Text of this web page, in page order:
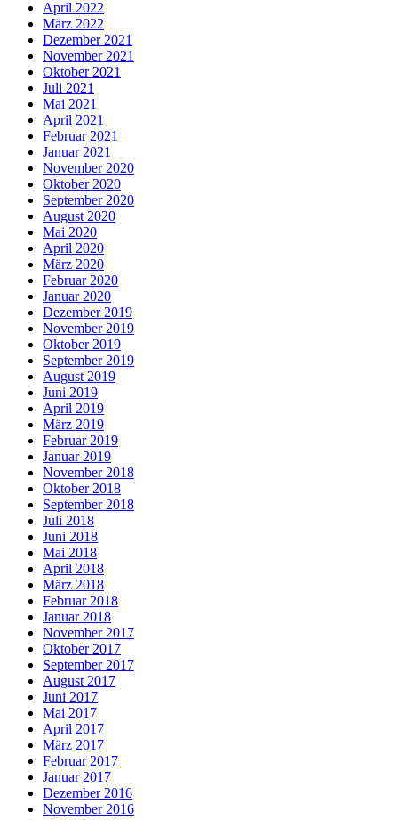
April 2022
März 2022
Dezember 2021
November 2021
Oktober 2021
Juli 2021
Mai 2021
April 2021
Februar 2021
Januar 2021
November 2020
Oktober 2020
September 2020
August 2020
Mai 2020
April 2020
März 2020
Februar 2020
Januar 2020
Dezember 2019
November 2019
Oktober 2019
September 2019
August 2019
Juni 2019
April 2019
März 2019
Februar 2019
Januar 2019
November 2018
Oktober 2018
September 2018
Juli 2018
Juni 2018
Mai 2018
April 2018
März 2018
Februar 2018
Januar 2018
November 2017
Oktober 2017
September 2017
August 2017
Juni 2017
Mai 2017
April 2017
März 2017
Februar 2017
Januar 2017
Dezember 2016
November 2016